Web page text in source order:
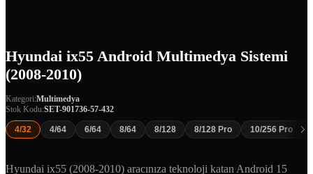
Hyundai ix55 Android Multimedya Sistemi
(2008-2010)
Kategori:Multimedya
Stok Kodu:SET-901736-57-432
4/32 4/64 6/64 8/64 8/128 8/128 Pro 10/256 Pro
Hyundai ix55 (2008-2010) aracınıza teknoloji katan Android 15